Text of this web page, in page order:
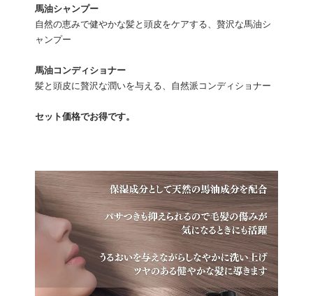
馬油シャンプー
自然の恵みで健やかな髪と頭皮をケアする、贅沢な馬油シ
ャンプー
馬油コンディショナー
髪と頭皮に贅沢な潤いを与える、自然派コンディショナー
セット価格でお得です。